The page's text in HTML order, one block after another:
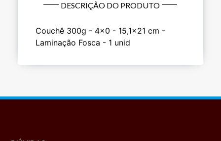
DESCRIÇÃO DO PRODUTO
Couchê 300g - 4x0 - 15,1x21 cm -
Laminação Fosca - 1 unid